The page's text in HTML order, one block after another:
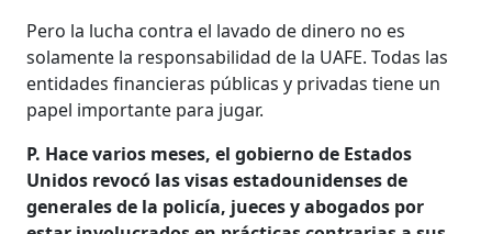
Pero la lucha contra el lavado de dinero no es
solamente la responsabilidad de la UAFE. Todas las
entidades financieras públicas y privadas tiene un
papel importante para jugar.
P. Hace varios meses, el gobierno de Estados
Unidos revocó las visas estadounidenses de
generales de la policía, jueces y abogados por